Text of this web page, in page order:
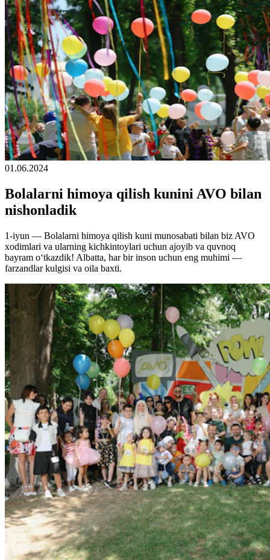
01.06.2024
Bolalarni himoya qilish kunini AVO bilan
nishonladik
1-iyun — Bolalarni himoya qilish kuni munosabati bilan biz AVO
xodimlari va ularning kichkintoylari uchun ajoyib va quvnoq
bayram o‘tkazdik! Albatta, har bir inson uchun eng muhimi —
farzandlar kulgisi va oila baxti.